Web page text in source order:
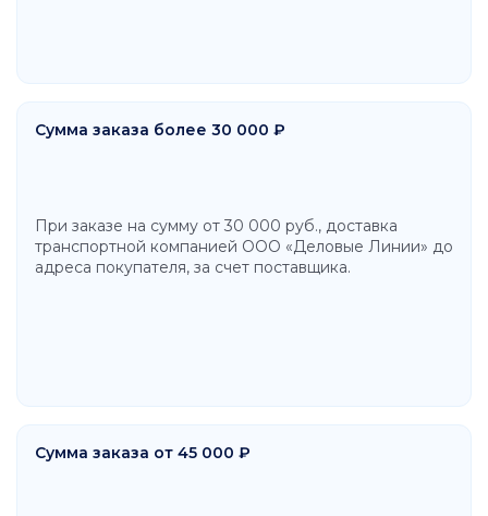
Сумма заказа более 30 000 ₽
При заказе на сумму от 30 000 руб., доставка
транспортной компанией ООО «Деловые Линии» до
адреса покупателя, за счет поставщика.
Сумма заказа от 45 000 ₽